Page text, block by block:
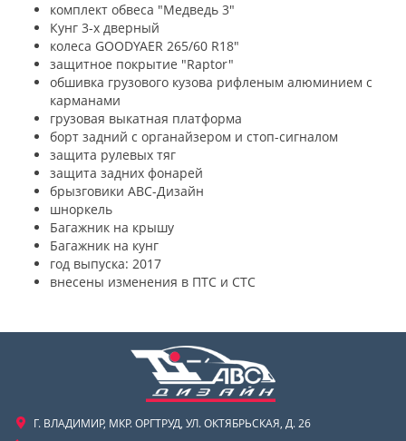
комплект обвеса "Медведь 3"
Кунг 3-х дверный
колеса GOODYAER 265/60 R18"
защитное покрытие "Raptor"
обшивка грузового кузова рифленым алюминием с
карманами
грузовая выкатная платформа
борт задний с органайзером и стоп-сигналом
защита рулевых тяг
защита задних фонарей
брызговики АВС-Дизайн
шноркель
Багажник на крышу
Багажник на кунг
год выпуска: 2017
внесены изменения в ПТС и СТС
Г. ВЛАДИМИР, МКР. ОРГТРУД, УЛ. ОКТЯБРЬСКАЯ, Д. 26